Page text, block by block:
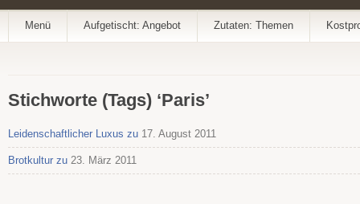
Menü Aufgetischt: Angebot Zutaten: Themen
Stichworte (Tags) ‘Paris’
Leidenschaftlicher Luxus zu 17. August 2011
Brotkultur zu 23. März 2011